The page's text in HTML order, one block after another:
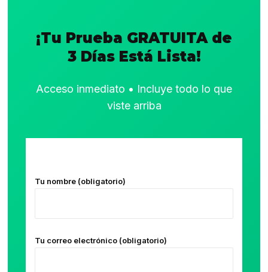
¡Tu Prueba GRATUITA de
3 Días Está Lista!
Acceso inmediato • Incluye todo lo que
viste arriba
Tu nombre (obligatorio)
Tu correo electrónico (obligatorio)